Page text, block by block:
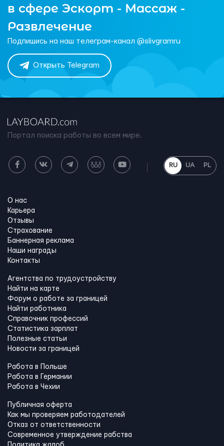
в сфере Эскорт - Массаж -
Развлечение
Подпишись на наш телеграм-канал @slivgramru
Открыть Telegram
Портал поиска работы во всем мире.
RU UA PL
О нас
Карьера
Отзывы
Страхование
Баннерная реклама
Наши награды
Контакты
Агентства по трудоустройству
Найти на карте
Форум о работе за границей
Найти работника
Справочник профессий
Статистика зарплат
Полезные статьи
Новости за границей
Работа в Польше
Работа в Германии
Работа в Чехии
Публичная оферта
Как мы проверяем работодателей
Отказ от ответственности
Современное утверждение рабства